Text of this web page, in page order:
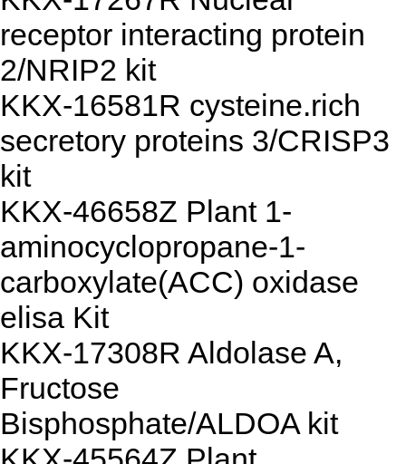
receptor interacting protein
2/NRIP2 kit
KKX-16581R cysteine.rich
secretory proteins 3/CRISP3
kit
KKX-46658Z Plant 1-
aminocyclopropane-1-
carboxylate(ACC) oxidase
elisa Kit
KKX-17308R Aldolase A,
Fructose
Bisphosphate/ALDOA kit